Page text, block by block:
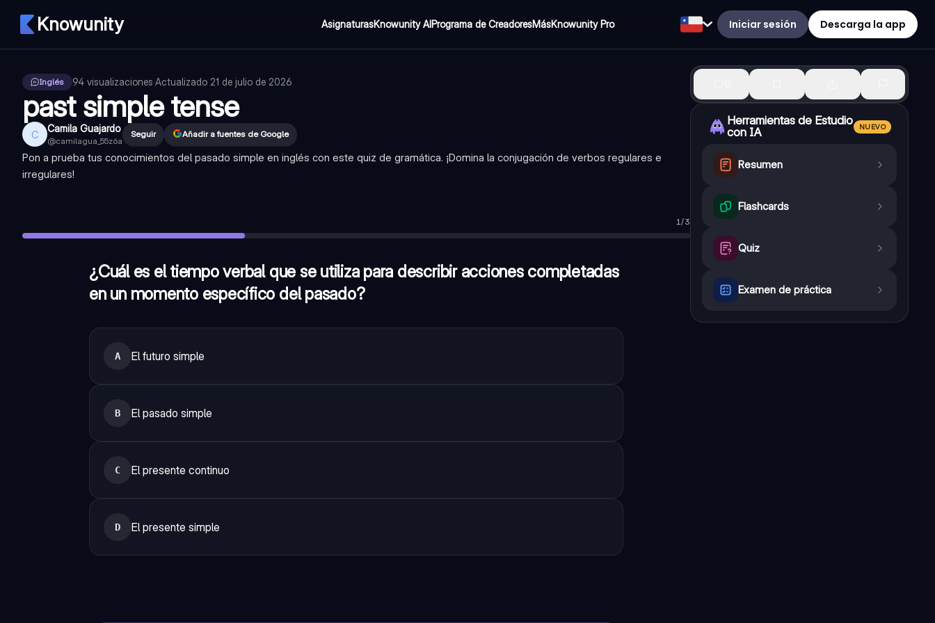
Knowunity AsignaturasKnowunity AIPrograma de CreadoresMásKnowunity Pro Iniciar sesión Descarga la app
Inglés 94 visualizaciones·Actualizado 21 de julio de 2026
past simple tense
C Camila Guajardo
@camilagua_55z6a
Seguir Añadir a fuentes de Google
Pon a prueba tus conocimientos del pasado simple en inglés con este quiz de gramática. ¡Domina la conjugación de verbos regulares e
irregulares!
1/3
¿Cuál es el tiempo verbal que se utiliza para describir acciones completadas
en un momento específico del pasado?
A El futuro simple
B El pasado simple
C El presente continuo
D El presente simple
El pasado simple
En el pasado simple, ¿los verbos regulares se forman añadiendo '-ed' al final del verbo en infinitivo?—Verdadero
Herramientas de Estudio
con IA
NUEVO
Resumen
Flashcards
Quiz
Examen de práctica